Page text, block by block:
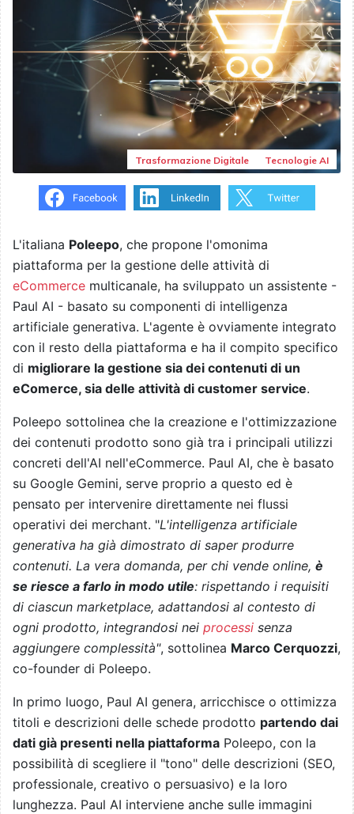
Trasformazione Digitale Tecnologie AI
L'italiana Poleepo, che propone l'omonima
piattaforma per la gestione delle attività di
eCommerce multicanale, ha sviluppato un assistente -
Paul AI - basato su componenti di intelligenza
artificiale generativa. L'agente è ovviamente integrato
con il resto della piattaforma e ha il compito specifico
di migliorare la gestione sia dei contenuti di un
eComerce, sia delle attività di customer service.
Poleepo sottolinea che la creazione e l'ottimizzazione
dei contenuti prodotto sono già tra i principali utilizzi
concreti dell'AI nell'eCommerce. Paul AI, che è basato
su Google Gemini, serve proprio a questo ed è
pensato per intervenire direttamente nei flussi
operativi dei merchant. "L'intelligenza artificiale
generativa ha già dimostrato di saper produrre
contenuti. La vera domanda, per chi vende online, è
se riesce a farlo in modo utile: rispettando i requisiti
di ciascun marketplace, adattandosi al contesto di
ogni prodotto, integrandosi nei processi senza
aggiungere complessità", sottolinea Marco Cerquozzi,
co-founder di Poleepo.
In primo luogo, Paul AI genera, arricchisce o ottimizza
titoli e descrizioni delle schede prodotto partendo dai
dati già presenti nella piattaforma Poleepo, con la
possibilità di scegliere il "tono" delle descrizioni (SEO,
professionale, creativo o persuasivo) e la loro
lunghezza. Paul AI interviene anche sulle immagini